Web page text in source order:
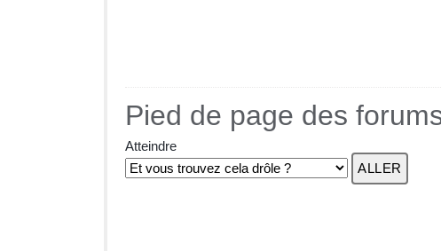
Pied de page des
Atteindre